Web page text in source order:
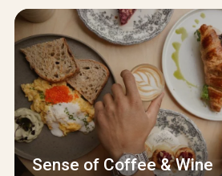
Sense of Coffee & Wine